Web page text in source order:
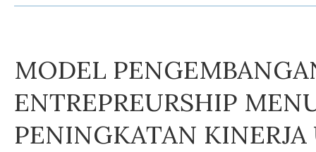
MODEL
ENTREPREURSHIP
PENINGKATAN